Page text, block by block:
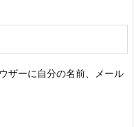
ザーに自分の名前、メール